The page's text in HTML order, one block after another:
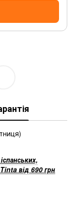
від 690 грн